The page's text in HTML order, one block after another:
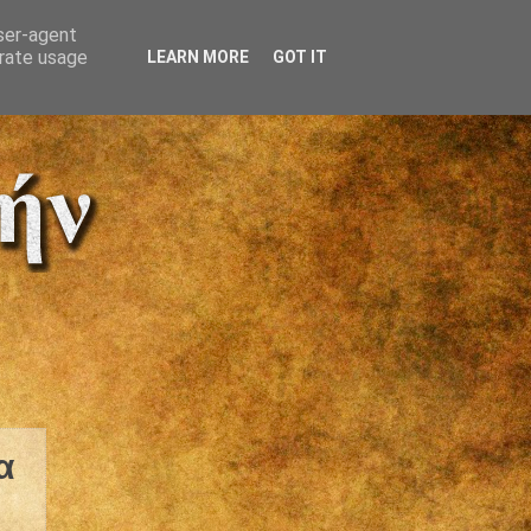
agent
usage
LEARN MORE GOT IT